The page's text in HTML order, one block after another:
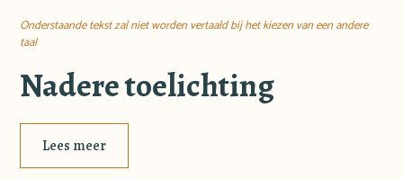
Onderstaande tekst zal niet worden vertaald bij het kiezen van een andere
taal
Nadere toelichting
Lees meer